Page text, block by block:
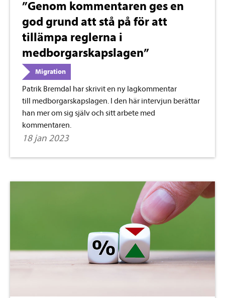
”Genom kommentaren ges en
god grund att stå på för att
tillämpa reglerna i
medborgarskapslagen”
Migration
Patrik Bremdal har skrivit en ny lagkommentar
till medborgarskapslagen. I den här intervjun berättar
han mer om sig själv och sitt arbete med
kommentaren.
18 jan 2023